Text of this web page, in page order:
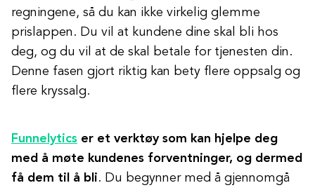
regningene, så du kan ikke virkelig glemme
prislappen. Du vil at kundene dine skal bli hos
deg, og du vil at de skal betale for tjenesten din.
Denne fasen gjort riktig kan bety flere oppsalg og
flere kryssalg.
Funnelytics er et verktøy som kan hjelpe deg
med å møte kundenes forventninger, og dermed
få dem til å bli. Du begynner med å gjennomgå